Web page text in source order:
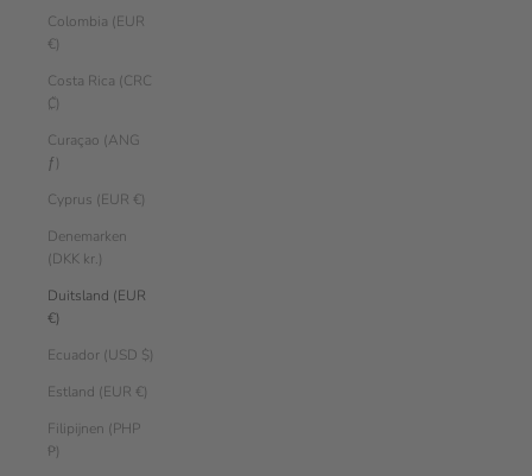
Colombia (EUR
€)
Costa Rica (CRC
₡)
Curaçao (ANG
ƒ)
Cyprus (EUR €)
Denemarken
(DKK kr.)
Duitsland (EUR
€)
Ecuador (USD $)
Estland (EUR €)
Filipijnen (PHP
₱)